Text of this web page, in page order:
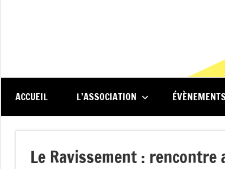
au
Méliès
spectateurs
du
de
ACCUEIL L’ASSOCIATION
Le Ravissement :